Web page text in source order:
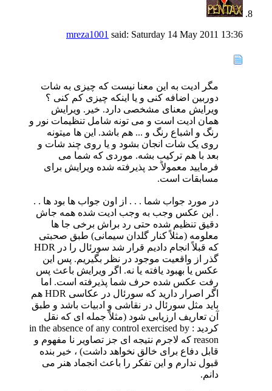
mreza1001 said: Saturday 14 May 2011 13:36
مگر ادیت به این معنا نیست که چیزی به شات
دوربین اضافه کنی و یا اینکه چیزی کم کنی ؟
ویرایش معنای مشخصی دارد. خیر. ویرایش
همان ادیت است و می تونه شامل تنظیمات نور و
رنگ و اشباع رنگ و ... هم باشد. این ها میتونه
روی یک شات انجان بشود و یا روی چند شات و
بعد با هم ترکیب بشه. موردی که شما می
فرمایید معمولاً حد پذیرفته شده ویرایش برای
مسابقات است.
در مورد جواب شما . . . از اون جواب ها بود ها . .
. این عکس وجب به وجب ادیت شده همه جاش
دقیق تنظیم شده حتی رد براش برخی جا ها
معلومه (مثلاً کنار گلدان سیمانی) طبق صحبتی
که قبلاً انجام دادیم قرار شد سورئال را در HDR
گذر از واقعیت موجود در نظر بگیریم. پس این
عکس یا بهبود یافته یا نه. اگر ویرایش باعث پس
رفت عکس شده حرف شما پذیرفته است. اما
اگر اصرار دارید که سورئال در عکاسی HDR هم
باید مثل سورئال در نقاشی و ادبیات باشد و طبق
آن تعاریف ارزیابی شود (مثلاً جمله ای که نقل
کردید : in the absence of any control exercised by
reason که لاجرم نتیجه ای جز تصاویر نا مفهوم و
قابل دفاع برای خالق نخواهد داشت) ، خیر بنده
قبول ندارم و این تفکر را باعث انجماد هنر می
دانم.